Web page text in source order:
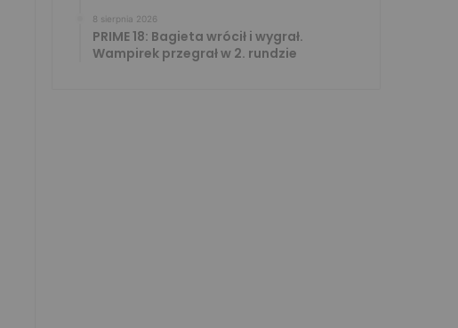
8 sierpnia 2026
PRIME 18: Bagieta wrócił i wygrał.
Wampirek przegrał w 2. rundzie